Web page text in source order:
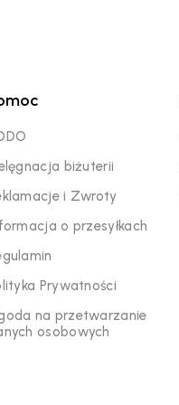
biżuterii
i Zwroty
o przesyłkach
Prywatności
na przetwarzanie
osobowych